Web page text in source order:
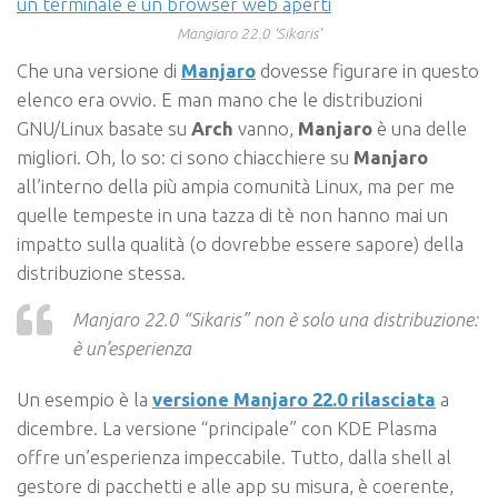
Mangiaro 22.0 ‘Sikaris’
Che una versione di Manjaro dovesse figurare in questo
elenco era ovvio. E man mano che le distribuzioni
GNU/Linux basate su Arch vanno, Manjaro è una delle
migliori. Oh, lo so: ci sono chiacchiere su Manjaro
all’interno della più ampia comunità Linux, ma per me
quelle tempeste in una tazza di tè non hanno mai un
impatto sulla qualità (o dovrebbe essere sapore) della
distribuzione stessa.
Manjaro 22.0 “Sikaris” non è solo una distribuzione:
è un’esperienza
Un esempio è la versione Manjaro 22.0 rilasciata a
dicembre. La versione “principale” con KDE Plasma
offre un’esperienza impeccabile. Tutto, dalla shell al
gestore di pacchetti e alle app su misura, è coerente,